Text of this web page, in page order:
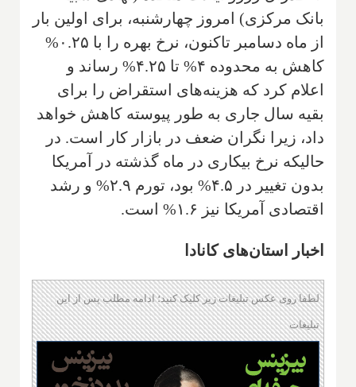
بانک مرکزی) امروز چهارشنبه، برای اولین بار
از ماه دسامبر تاکنون، نرخ بهره را با ۰.۲۵%
کاهش به محدوده ۴% تا ۴.۲۵% رساند و
اعلام کرد که هزینه‌های استقراض را برای
بقیه سال جاری به طور پیوسته کاهش خواهد
داد، زیرا نگران ضعف در بازار کار است. در
حالیکه نرخ بیکاری در ماه گذشته در آمریکا
بدون تغییر در ۴.۵% بود، تورم ۲.۹% و رشد
اقتصادی آمریکا نیز ۱.۶% است.
اخبار استان‌های کانادا
لطفا روی عکس تبلیغات زیر کلیک کنید؛ ادامه مطلب پس از این
تبلیغات